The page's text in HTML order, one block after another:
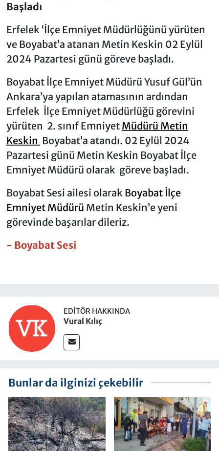
Başladı
Erfelek ‘İlçe Emniyet Müdürlüğünü yürüten
ve Boyabat’a atanan Metin Keskin 02 Eylül
2024 Pazartesi günü göreve başladı.
Boyabat İlçe Emniyet Müdürü Yusuf Gül’ün
Ankara’ya yapılan atamasının ardından
Erfelek İlçe Emniyet Müdürlüğü görevini
yürüten 2. sınıf Emniyet Müdürü Metin
Keskin Boyabat’a atandı. 02 Eylül 2024
Pazartesi günü Metin Keskin Boyabat İlçe
Emniyet Müdürü olarak göreve başladı.
Boyabat Sesi ailesi olarak Boyabat İlçe
Emniyet Müdürü Metin Keskin’e yeni
görevinde başarılar dileriz.
- Boyabat Sesi
EDITÖR HAKKINDA
Vural Kılıç
Bunlar da ilginizi çekebilir